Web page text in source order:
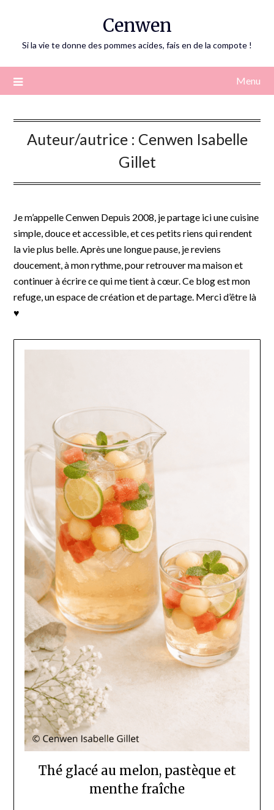
Cenwen
Si la vie te donne des pommes acides, fais en de la compote !
Menu
Auteur/autrice : Cenwen Isabelle
Gillet
Je m’appelle Cenwen Depuis 2008, je partage ici une cuisine
simple, douce et accessible, et ces petits riens qui rendent
la vie plus belle. Après une longue pause, je reviens
doucement, à mon rythme, pour retrouver ma maison et
continuer à écrire ce qui me tient à cœur. Ce blog est mon
refuge, un espace de création et de partage. Merci d’être là
♥
Thé glacé au melon, pastèque et
menthe fraîche